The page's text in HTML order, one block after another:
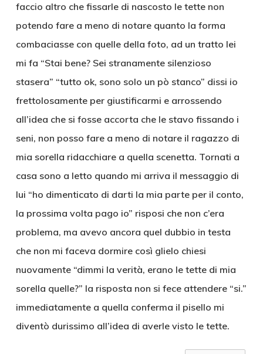
faccio altro che fissarle di nascosto le tette non
potendo fare a meno di notare quanto la forma
combaciasse con quelle della foto, ad un tratto lei
mi fa “Stai bene? Sei stranamente silenzioso
stasera” “tutto ok, sono solo un pò stanco” dissi io
frettolosamente per giustificarmi e arrossendo
all’idea che si fosse accorta che le stavo fissando i
seni, non posso fare a meno di notare il ragazzo di
mia sorella ridacchiare a quella scenetta. Tornati a
casa sono a letto quando mi arriva il messaggio di
lui “ho dimenticato di darti la mia parte per il conto,
la prossima volta pago io” risposi che non c’era
problema, ma avevo ancora quel dubbio in testa
che non mi faceva dormire così glielo chiesi
nuovamente “dimmi la verità, erano le tette di mia
sorella quelle?” la risposta non si fece attendere “si.”
immediatamente a quella conferma il pisello mi
diventò durissimo all’idea di averle visto le tette.